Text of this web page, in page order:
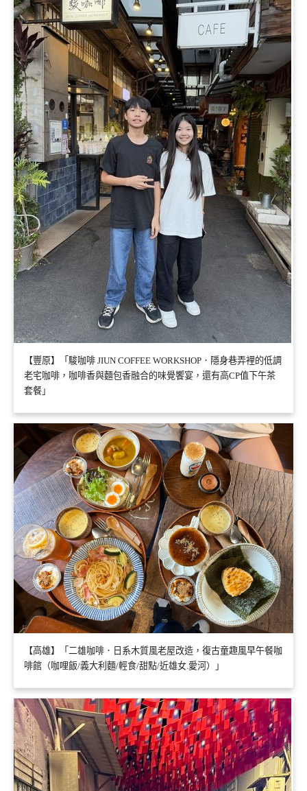
【豐原】「駿咖啡 JIUN COFFEE WORKSHOP．隱身巷弄裡的低調
老宅咖啡，咖啡香與麵包香融合的味覺饗宴，還有高CP值下午茶
套餐」
【高雄】「二雄咖啡．日系木質風老屋改造，復古童趣風早午餐咖
啡館（咖哩飯/義大利麵/輕食/甜點/近雄女.愛河）」